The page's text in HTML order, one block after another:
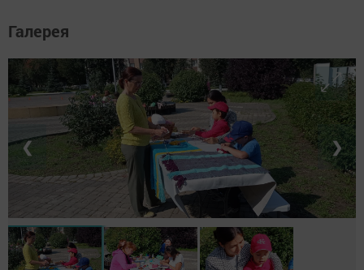
Галерея
❮ ❯